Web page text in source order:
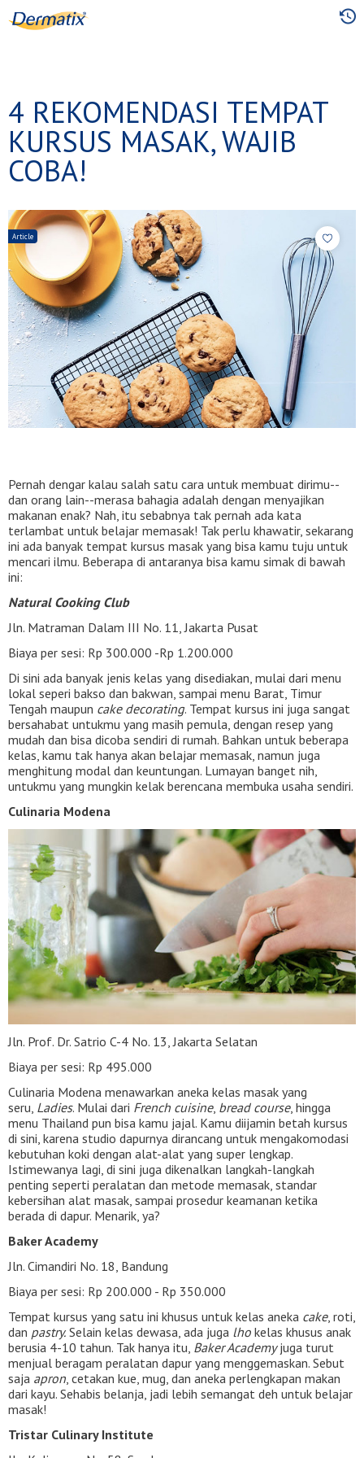
4 REKOMENDASI TEMPAT
KURSUS MASAK, WAJIB
COBA!
Article
Pernah dengar kalau salah satu cara untuk membuat dirimu--
dan orang lain--merasa bahagia adalah dengan menyajikan
makanan enak? Nah, itu sebabnya tak pernah ada kata
terlambat untuk belajar memasak! Tak perlu khawatir, sekarang
ini ada banyak tempat kursus masak yang bisa kamu tuju untuk
mencari ilmu. Beberapa di antaranya bisa kamu simak di bawah
ini:
Natural Cooking Club
Jln. Matraman Dalam III No. 11, Jakarta Pusat
Biaya per sesi: Rp 300.000 -Rp 1.200.000
Di sini ada banyak jenis kelas yang disediakan, mulai dari menu
lokal seperi bakso dan bakwan, sampai menu Barat, Timur
Tengah maupun cake decorating. Tempat kursus ini juga sangat
bersahabat untukmu yang masih pemula, dengan resep yang
mudah dan bisa dicoba sendiri di rumah. Bahkan untuk beberapa
kelas, kamu tak hanya akan belajar memasak, namun juga
menghitung modal dan keuntungan. Lumayan banget nih,
untukmu yang mungkin kelak berencana membuka usaha sendiri.
Culinaria Modena
Jln. Prof. Dr. Satrio C-4 No. 13, Jakarta Selatan
Biaya per sesi: Rp 495.000
Culinaria Modena menawarkan aneka kelas masak yang
seru, Ladies. Mulai dari French cuisine, bread course, hingga
menu Thailand pun bisa kamu jajal. Kamu diijamin betah kursus
di sini, karena studio dapurnya dirancang untuk mengakomodasi
kebutuhan koki dengan alat-alat yang super lengkap.
Istimewanya lagi, di sini juga dikenalkan langkah-langkah
penting seperti peralatan dan metode memasak, standar
kebersihan alat masak, sampai prosedur keamanan ketika
berada di dapur. Menarik, ya?
Baker Academy
Jln. Cimandiri No. 18, Bandung
Biaya per sesi: Rp 200.000 - Rp 350.000
Tempat kursus yang satu ini khusus untuk kelas aneka cake, roti,
dan pastry. Selain kelas dewasa, ada juga lho kelas khusus anak
berusia 4-10 tahun. Tak hanya itu, Baker Academyjuga turut
menjual beragam peralatan dapur yang menggemaskan. Sebut
saja apron , cetakan kue, mug, dan aneka perlengkapan makan
dari kayu. Sehabis belanja, jadi lebih semangat deh untuk belajar
masak!
Tristar Culinary Institute